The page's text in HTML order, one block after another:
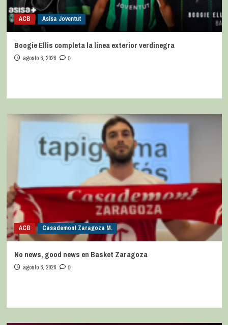
ACB Asisa Joventut
Boogie Ellis completa la línea exterior verdinegra
agosto 6, 2026 0
ACB Casademont Zaragoza M.
No news, good news en Basket Zaragoza
agosto 6, 2026 0